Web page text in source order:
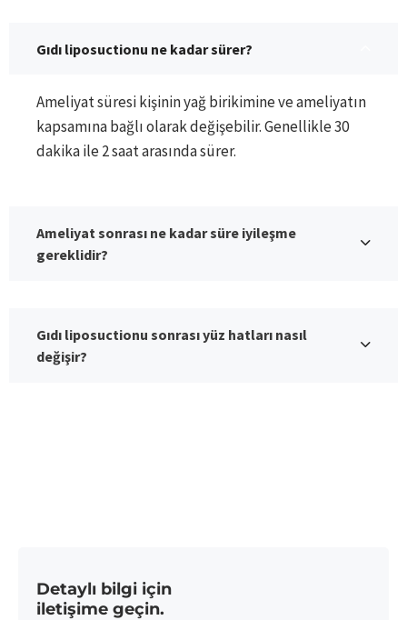
Gıdı liposuctionu ne kadar sürer?
Ameliyat süresi kişinin yağ birikimine ve ameliyatın
kapsamına bağlı olarak değişebilir. Genellikle 30
dakika ile 2 saat arasında sürer.
Ameliyat sonrası ne kadar süre iyileşme
gereklidir?
Gıdı liposuctionu sonrası yüz hatları nasıl
değişir?
Detaylı bilgi için
iletişime geçin.